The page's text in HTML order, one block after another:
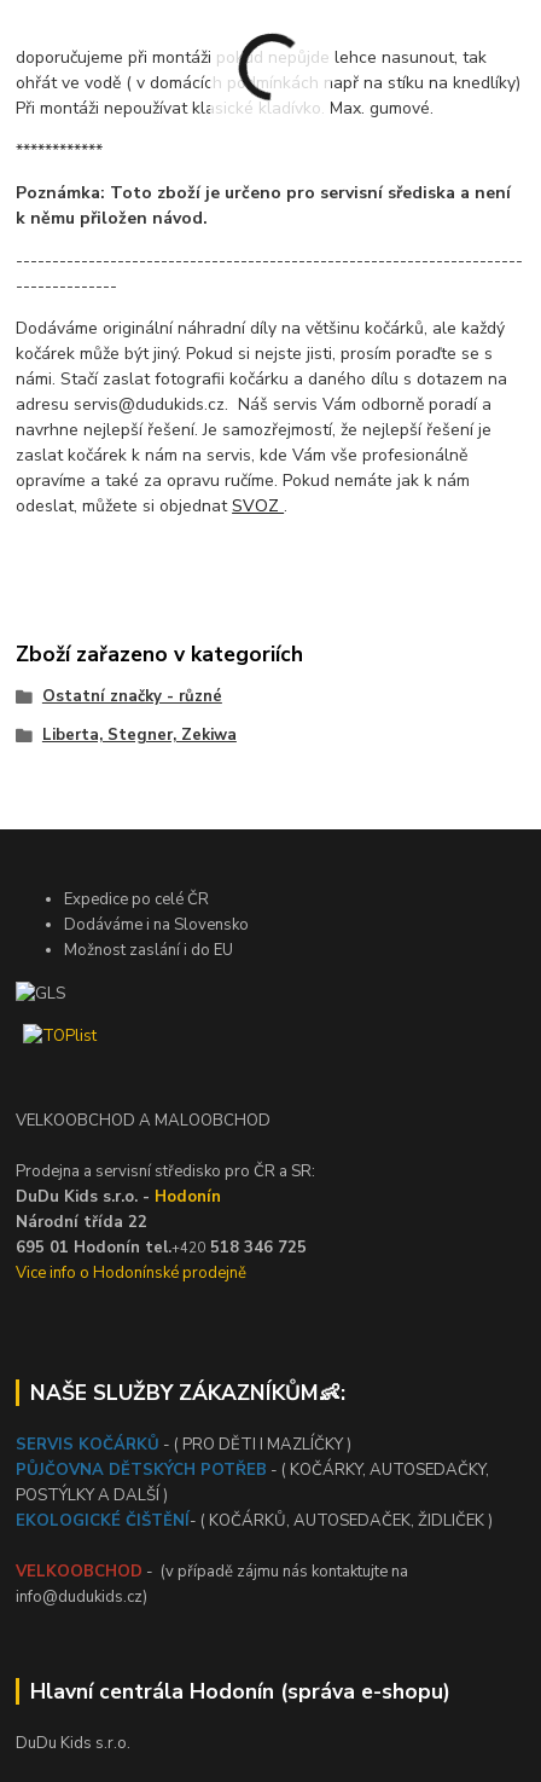
doporučujeme při montáži pokud nepůjde lehce nasunout, tak
ohřát ve vodě ( v domácích podmínkách např na stíku na knedlíky)
Při montáži nepoužívat klasické kladívko. Max. gumové.
************
Poznámka: Toto zboží je určeno pro servisní sřediska a není
k němu přiložen návod.
----------------------------------------------------------------------
--------------
Dodáváme originální náhradní díly na většinu kočárků, ale každý
kočárek může být jiný. Pokud si nejste jisti, prosím poraďte se s
námi. Stačí zaslat fotografii kočárku a daného dílu s dotazem na
adresu servis@dudukids.cz. Náš servis Vám odborně poradí a
navrhne nejlepší řešení. Je samozřejmostí, že nejlepší řešení je
zaslat kočárek k nám na servis, kde Vám vše profesionálně
opravíme a také za opravu ručíme. Pokud nemáte jak k nám
odeslat, můžete si objednatSVOZ.
Zboží zařazeno v kategoriích
Ostatní značky - různé
Liberta, Stegner, Zekiwa
Expedice po celé ČR
Dodáváme i na Slovensko
Možnost zaslání i do EU
VELKOOBCHOD A MALOOBCHOD
Prodejna a servisní středisko pro ČR a SR:
DuDu Kids s.r.o. - Hodonín
Národní třída 22
695 01 Hodonín tel.+420 518 346 725
Vice info o Hodonínské prodejně
NAŠE SLUŽBY ZÁKAZNÍKŮM👶:
SERVIS KOČÁRKŮ - ( PRO DĚTI I MAZLÍČKY )
PŮJČOVNA DĚTSKÝCH POTŘEB - ( KOČÁRKY, AUTOSEDAČKY,
POSTÝLKY A DALŠÍ )
EKOLOGICKÉ ČIŠTĚNÍ- ( KOČÁRKŮ, AUTOSEDAČEK, ŽIDLIČEK )
VELKOOBCHOD - (v případě zájmu nás kontaktujte na
info@dudukids.cz)
Hlavní centrála Hodonín (správa e-shopu)
DuDu Kids s.r.o.